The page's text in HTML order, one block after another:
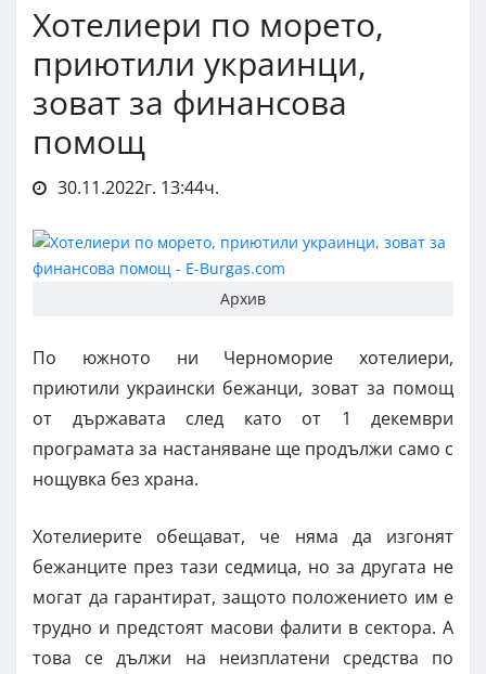
Хотелиери по морето,
приютили украинци,
зоват за финансова
помощ
30.11.2022г. 13:44ч.
Архив
По южното ни Черноморие хотелиери,
приютили украински бежанци, зоват за помощ
от държавата след като от 1 декември
програмата за настаняване ще продължи само с
нощувка без храна.
Хотелиерите обещават, че няма да изгонят
бежанците през тази седмица, но за другата не
могат да гарантират, защото положението им е
трудно и предстоят масови фалити в сектора. А
това се дължи на неизплатени средства по